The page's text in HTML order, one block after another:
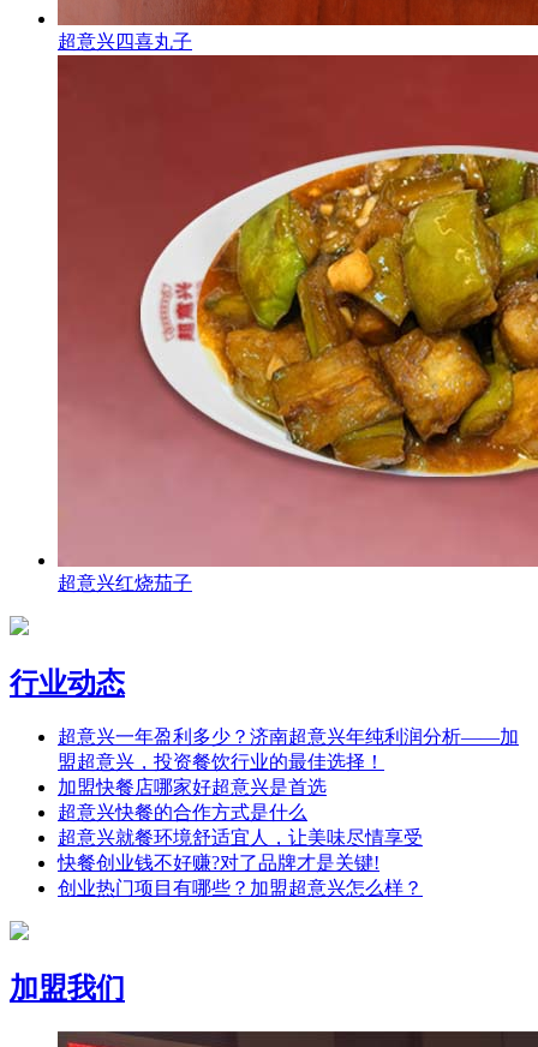
超意兴四喜丸子
超意兴红烧茄子
行业动态
超意兴一年盈利多少？济南超意兴年纯利润分析——加
盟超意兴，投资餐饮行业的最佳选择！
加盟快餐店哪家好超意兴是首选
超意兴快餐的合作方式是什么
超意兴就餐环境舒适宜人，让美味尽情享受
快餐创业钱不好赚?对了品牌才是关键!
创业热门项目有哪些？加盟超意兴怎么样？
加盟我们